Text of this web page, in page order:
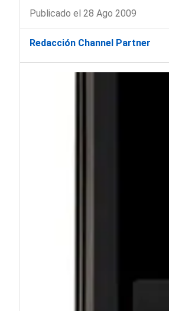
Publicado el 28 Ago 2009
Redacción Channel Partner